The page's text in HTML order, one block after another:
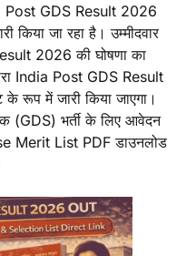
Post GDS Result 2026
किया जा रहा है। उम्मीदवार
2026 की घोषणा का
India Post GDS Result
रूप में जारी किया जाएगा।
(GDS) भर्ती के लिए आवेदन
Merit List PDF डाउनलोड